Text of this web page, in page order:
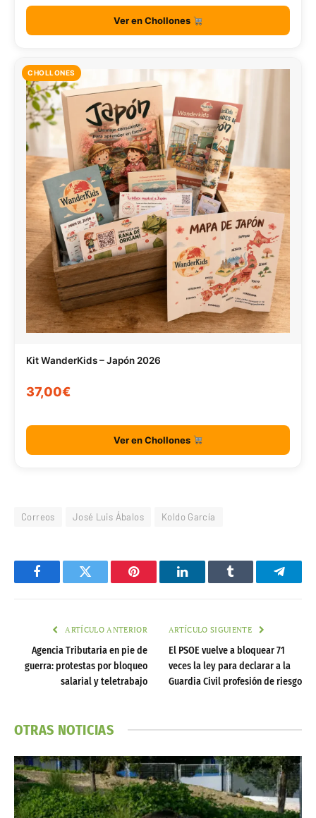
Ver en Chollones
CHOLLONES
Kit WanderKids – Japón 2026
37,00€
Ver en Chollones
Correos José Luis Ábalos Koldo García
FacebookTwitter Pinterest LinkedInTumblr
ARTÍCULO ANTERIOR
Agencia Tributaria en pie de
guerra: protestas por bloqueo
salarial y teletrabajo
ARTÍCULO SIGUIENTE
El PSOE vuelve a bloquear 71
veces la ley para declarar a la
Guardia Civil profesión de riesgo
OTRAS NOTICIAS